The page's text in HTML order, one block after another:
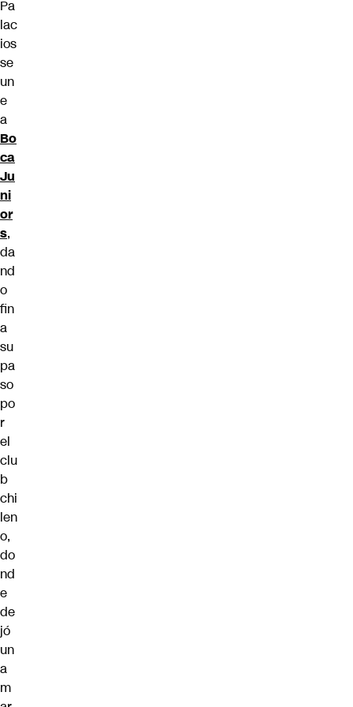
Pa
lac
ios
se
un
e
a
Bo
ca
Ju
ni
or
s,
da
nd
o
fin
a
su
pa
so
po
r
el
clu
b
chi
len
o,
do
nd
e
de
jó
un
a
m